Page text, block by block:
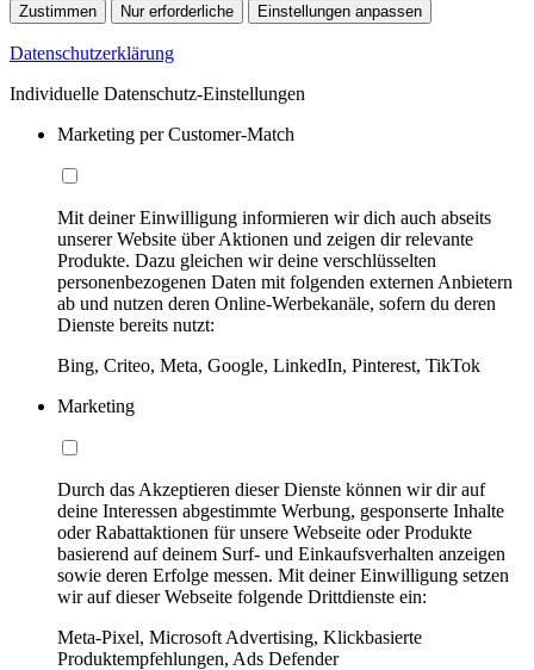
Zustimmen Nur erforderliche Einstellungen anpassen
Datenschutzerklärung
Individuelle Datenschutz-Einstellungen
Marketing per Customer-Match
Mit deiner Einwilligung informieren wir dich auch abseits
unserer Website über Aktionen und zeigen dir relevante
Produkte. Dazu gleichen wir deine verschlüsselten
personenbezogenen Daten mit folgenden externen Anbietern
ab und nutzen deren Online-Werbekanäle, sofern du deren
Dienste bereits nutzt:
Bing, Criteo, Meta, Google, LinkedIn, Pinterest, TikTok
Marketing
Durch das Akzeptieren dieser Dienste können wir dir auf
deine Interessen abgestimmte Werbung, gesponserte Inhalte
oder Rabattaktionen für unsere Webseite oder Produkte
basierend auf deinem Surf- und Einkaufsverhalten anzeigen
sowie deren Erfolge messen. Mit deiner Einwilligung setzen
wir auf dieser Webseite folgende Drittdienste ein:
Meta-Pixel, Microsoft Advertising, Klickbasierte
Produktempfehlungen, Ads Defender